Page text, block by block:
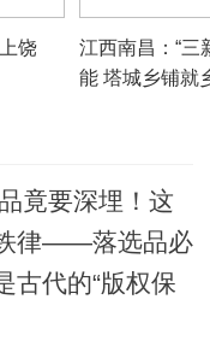
饶
江西南昌：“三
能 塔城乡铺就
竟要深埋！这
律——落选品必
古代的“版权保